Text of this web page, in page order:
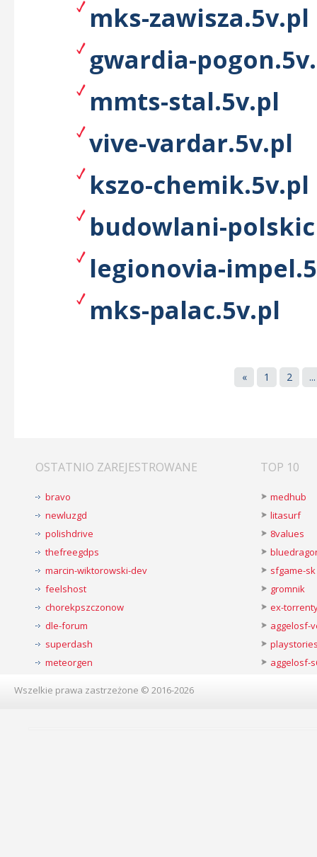
mks-zawisza.5v.pl
gwardia-
mmts-stal.5v.pl
vive-vardar.5v.pl
kszo-chemik.5v.pl
budowlani-
legionovia-
mks-palac.5v.pl
« 1 2 ...
OSTATNIO ZAREJESTROWANE
bravo
newluzgd
polishdrive
thefreegdps
marcin-wiktorowski-dev
feelshost
chorekpszczonow
dle-forum
superdash
meteorgen
TOP 10
medhub
litasurf
8values
sfgame-sk
gromnik
ex-
aggelosf-
aggelosf-
Wszelkie prawa zastrzeżone © 2016-2026